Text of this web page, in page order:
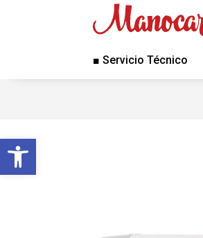
Abrir barra de herramientas
■ Servicio Técnico